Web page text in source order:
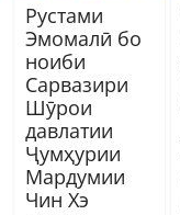
Рустами
Эмомалӣ бо
ноиби
Сарвазири
Шӯрои
давлатии
Ҷумҳурии
Мардумии
Чин Хэ